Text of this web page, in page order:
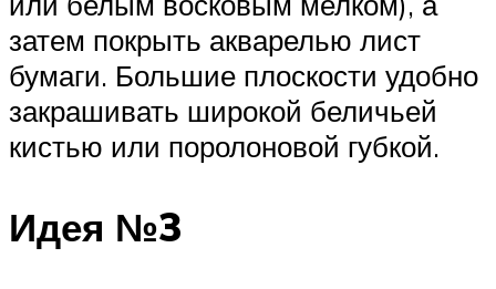
затем покрыть акварелью лист
бумаги. Большие плоскости удобно
закрашивать широкой беличьей
кистью или поролоновой губкой.
Идея №3